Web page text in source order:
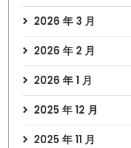
2026 年 3 月
2026 年 2 月
2026 年 1 月
2025 年 12 月
2025 年 11 月